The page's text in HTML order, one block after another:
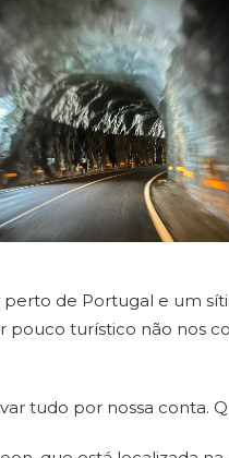
de Portugal e um
pouco turístico não nos
tudo por nossa conta.